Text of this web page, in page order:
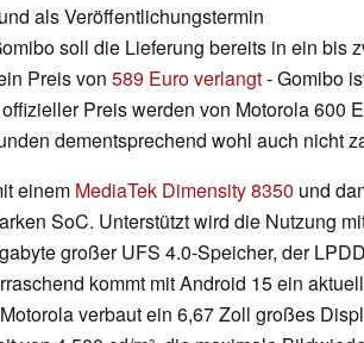
als Veröffentlichungstermin
soll die Lieferung bereits in ein bis
Preis von 589 Euro verlangt- Gomibo
Preis werden von Motorola 600
dementsprechend wohl auch nicht
einem MediaTek Dimensity 8350 und
SoC. Unterstützt wird die Nutzung
großer UFS 4.0-Speicher, der
kommt mit Android 15 ein
verbaut ein 6,67 Zoll großes